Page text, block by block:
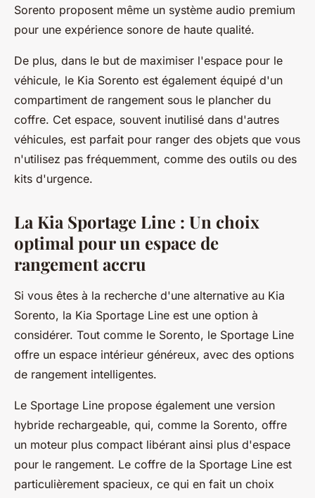
Sorento proposent même un système audio premium
pour une expérience sonore de haute qualité.
De plus, dans le but de maximiser l'espace pour le
véhicule, le Kia Sorento est également équipé d'un
compartiment de rangement sous le plancher du
coffre. Cet espace, souvent inutilisé dans d'autres
véhicules, est parfait pour ranger des objets que vous
n'utilisez pas fréquemment, comme des outils ou des
kits d'urgence.
La Kia Sportage Line : Un choix
optimal pour un espace de
rangement accru
Si vous êtes à la recherche d'une alternative au Kia
Sorento, la Kia Sportage Line est une option à
considérer. Tout comme le Sorento, le Sportage Line
offre un espace intérieur généreux, avec des options
de rangement intelligentes.
Le Sportage Line propose également une version
hybride rechargeable, qui, comme la Sorento, offre
un moteur plus compact libérant ainsi plus d'espace
pour le rangement. Le coffre de la Sportage Line est
particulièrement spacieux, ce qui en fait un choix